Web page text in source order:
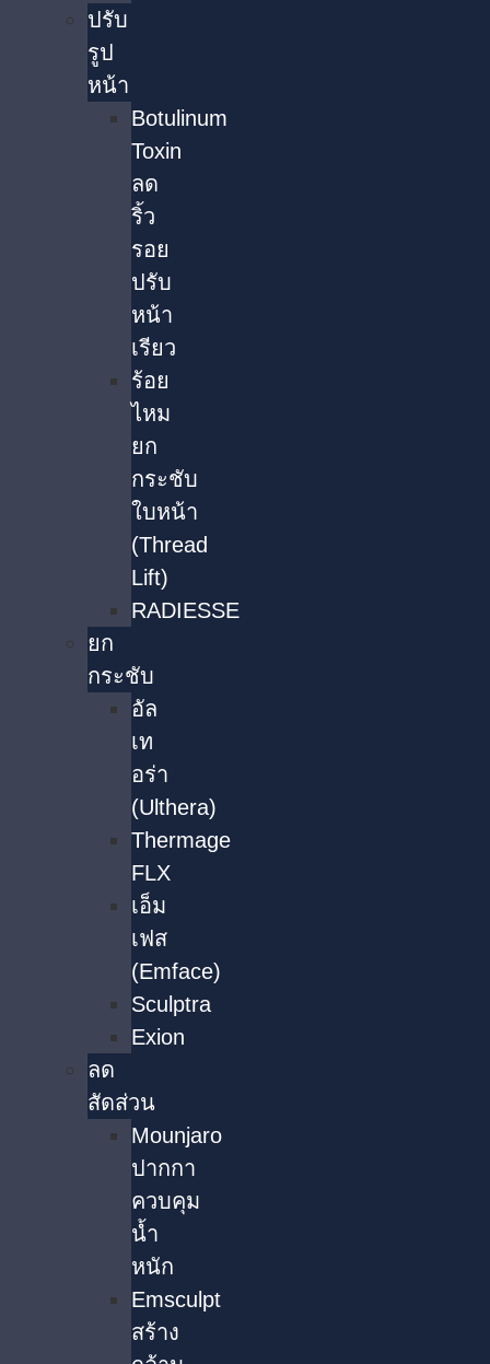
ปรับ
รูป
หน้า
Botulinum
Toxin
ลด
ริ้ว
รอย
ปรับ
หน้า
เรียว
ร้อย
ไหม
ยก
กระชับ
ใบหน้า
(Thread
Lift)
RADIESSE
ยก
กระชับ
อัล
เท
อร่า
(Ulthera)
Thermage
FLX
เอ็ม
เฟส
(Emface)
Sculptra
Exion
ลด
สัดส่วน
Mounjaro
ปากกา
ควบคุม
น้ำ
หนัก
Emsculpt
สร้าง